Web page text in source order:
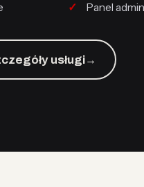
Panel
usługi→